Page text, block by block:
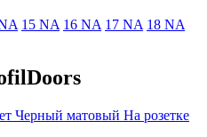
15 NA 16 NA 17 NA 18 NA